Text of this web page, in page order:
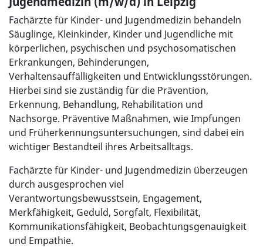
Fachärzte für Kinder- und Jugendmedizin behandeln
Säuglinge, Kleinkinder, Kinder und Jugendliche mit
körperlichen, psychischen und psychosomatischen
Erkrankungen, Behinderungen,
Verhaltensauffälligkeiten und Entwicklungsstörungen.
Hierbei sind sie zuständig für die Prävention,
Erkennung, Behandlung, Rehabilitation und
Nachsorge. Präventive Maßnahmen, wie Impfungen
und Früherkennungsuntersuchungen, sind dabei ein
wichtiger Bestandteil ihres Arbeitsalltags.
Fachärzte für Kinder- und Jugendmedizin überzeugen
durch ausgesprochen viel
Verantwortungsbewusstsein, Engagement,
Merkfähigkeit, Geduld, Sorgfalt, Flexibilität,
Kommunikationsfähigkeit, Beobachtungsgenauigkeit
und Empathie.